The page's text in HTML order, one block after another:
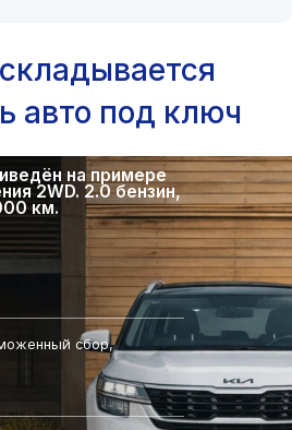
авто под ключ
на примере
2WD. 2.0 бензин,
км.
сбор,